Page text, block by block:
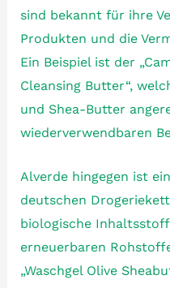
sind bekannt für ihre
Produkten und die
Ein Beispiel ist der
Cleansing Butter“,
und Shea-Butter
wiederverwendbaren
Alverde hingegen ist
deutschen
biologische
erneuerbaren
„Waschgel Olive